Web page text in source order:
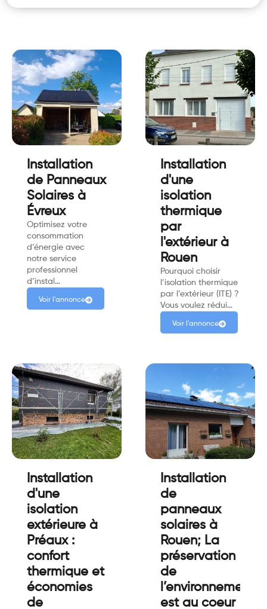
Installation
de Panneaux
Solaires à
Évreux
Optimisez votre
consommation
d’énergie avec
notre service
professionnel
d’instal…
Voir l'annonce
Installation
d'une
isolation
thermique
par
l'extérieur à
Rouen
Pourquoi choisir
l’isolation thermique
par l’extérieur (ITE) ?
Vous voulez rédui…
Voir l'annonce
Installation
d'une
isolation
extérieure à
Préaux :
confort
thermique et
économies
de
Installation
de
panneaux
solaires à
Rouen; La
préservation
de
l’environnement
est au coeur